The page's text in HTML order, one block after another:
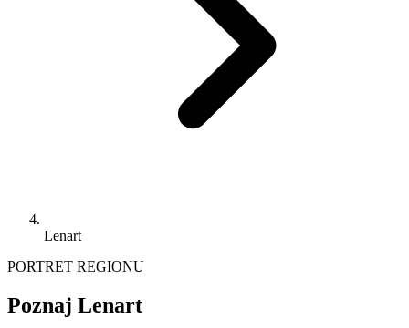
Lenart
PORTRET REGIONU
Poznaj Lenart